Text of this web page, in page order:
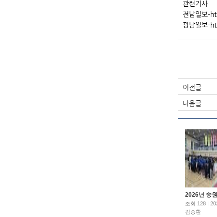
관련기사
전남일보-
광남일보-
이전글
다음글
2026년 송
조회 128 |
김승환